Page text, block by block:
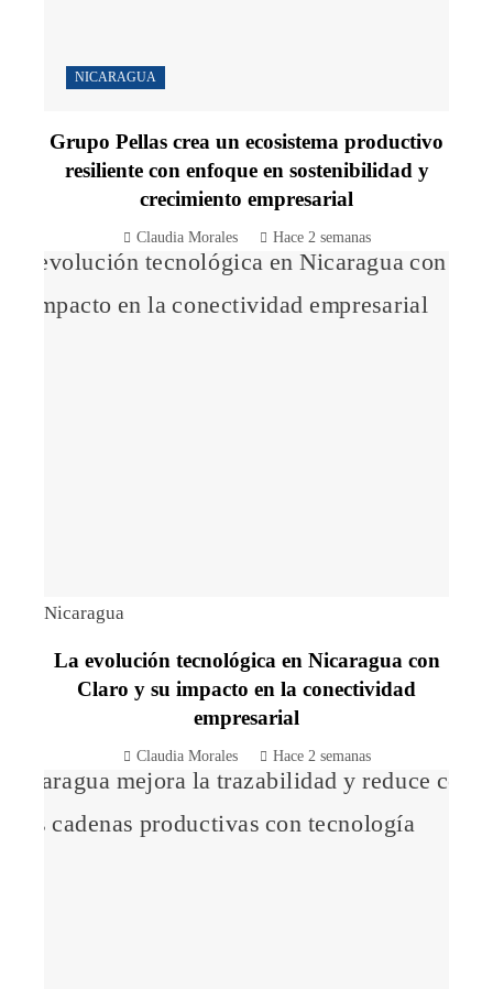
NICARAGUA
Grupo Pellas crea un ecosistema productivo
resiliente con enfoque en sostenibilidad y
crecimiento empresarial
Claudia Morales Hace 2 semanas
Nicaragua
La evolución tecnológica en Nicaragua con
Claro y su impacto en la conectividad
empresarial
Claudia Morales Hace 2 semanas